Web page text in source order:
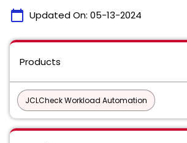
calendar_today Updated On: 05-13-2024
Products
JCLCheck Workload Automation